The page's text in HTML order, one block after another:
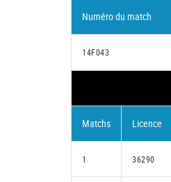
Numéro du match
14F043
Matchs Licence
1 36290